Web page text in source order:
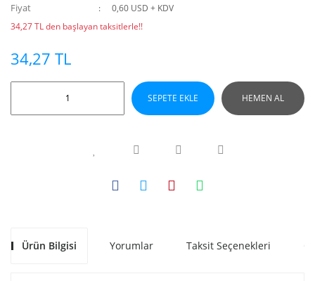
Fiyat
0,60 USD + KDV
34,27 TL den başlayan taksitlerle!!
34,27 TL
SEPETE EKLE HEMEN AL
Ürün Bilgisi Yorumlar Taksit Seçenekleri